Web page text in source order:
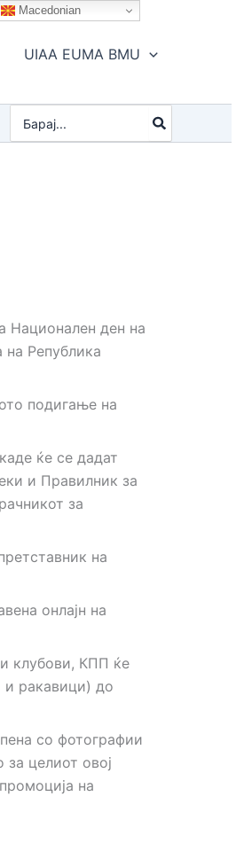
UIAA EUMA BMU
for:
Национален ден на
Република
подигање на
ќе се дадат
и Правилник за
за
на
онлајн на
клубови, КПП ќе
и ракавици) до
со фотографии
целиот овој
на
Macedonian